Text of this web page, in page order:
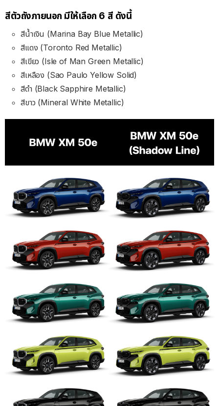
สีตัวถังภายนอก มีให้เลือก 6 สี ดังนี้
สีน้ำเงิน (Marina Bay Blue Metallic)
สีแดง (Toronto Red Metallic)
สีเขียว (Isle of Man Green Metallic)
สีเหลือง (Sao Paulo Yellow Solid)
สีดำ (Black Sapphire Metallic)
สีขาว (Mineral White Metallic)